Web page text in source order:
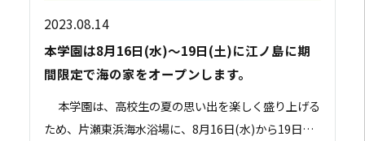
2023.08.14
本学園は8月16日(水)～19日(土)に江ノ島に期
間限定で海の家をオープンします。
本学園は、高校生の夏の思い出を楽しく盛り上げる
ため、片瀬東浜海水浴場に、8月16日(水)から19日